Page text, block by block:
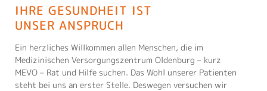
IHRE GESUNDHEIT IST
UNSER ANSPRUCH
Ein herzliches Willkommen allen Menschen, die im
Medizinischen Versorgungszentrum Oldenburg – kurz
MEVO – Rat und Hilfe suchen. Das Wohl unserer Patienten
steht bei uns an erster Stelle. Deswegen versuchen wir